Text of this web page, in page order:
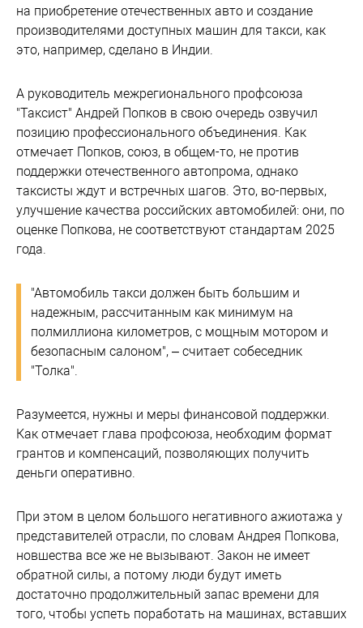
на приобретение отечественных авто и создание
производителями доступных машин для такси, как
это, например, сделано в Индии.
А руководитель межрегионального профсоюза
"Таксист" Андрей Попков в свою очередь озвучил
позицию профессионального объединения. Как
отмечает Попков, союз, в общем-то, не против
поддержки отечественного автопрома, однако
таксисты ждут и встречных шагов. Это, во-первых,
улучшение качества российских автомобилей: они, по
оценке Попкова, не соответствуют стандартам 2025
года.
"Автомобиль такси должен быть большим и
надежным, рассчитанным как минимум на
полмиллиона километров, с мощным мотором и
безопасным салоном", – считает собеседник
"Толка".
Разумеется, нужны и меры финансовой поддержки.
Как отмечает глава профсоюза, необходим формат
грантов и компенсаций, позволяющих получить
деньги оперативно.
При этом в целом большого негативного ажиотажа у
представителей отрасли, по словам Андрея Попкова,
новшества все же не вызывают. Закон не имеет
обратной силы, а потому люди будут иметь
достаточно продолжительный запас времени для
того, чтобы успеть поработать на машинах, вставших